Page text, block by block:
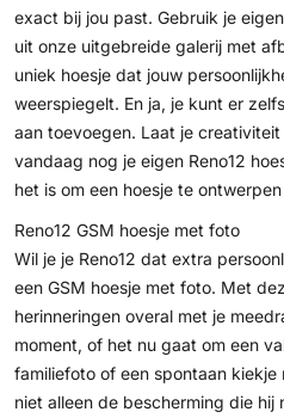
exact bij jou past. Gebruik je
uit onze uitgebreide galerij met
uniek hoesje dat jouw
weerspiegelt. En ja, je kunt er
aan toevoegen. Laat je
vandaag nog je eigen Reno12
het is om een hoesje te
Reno12 GSM hoesje met foto
Wil je je Reno12 dat extra
een GSM hoesje met foto. Met
herinneringen overal met je
moment, of het nu gaat om een
familiefoto of een spontaan kiekje
niet alleen de bescherming die hij